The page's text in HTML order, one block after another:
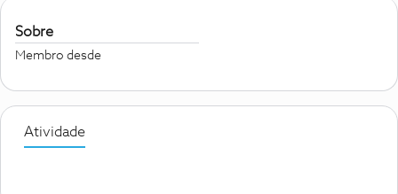
Sobre
Membro desde
Atividade